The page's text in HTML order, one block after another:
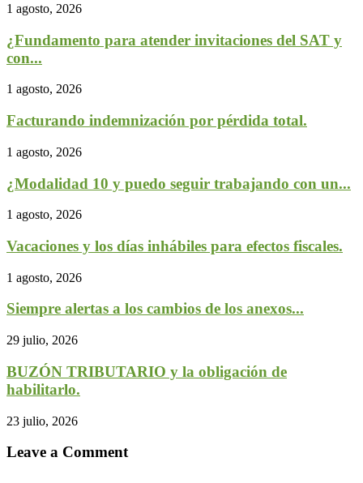
1 agosto, 2026
¿Fundamento para atender invitaciones del SAT y
con...
1 agosto, 2026
Facturando indemnización por pérdida total.
1 agosto, 2026
¿Modalidad 10 y puedo seguir trabajando con un...
1 agosto, 2026
Vacaciones y los días inhábiles para efectos fiscales.
1 agosto, 2026
Siempre alertas a los cambios de los anexos...
29 julio, 2026
BUZÓN TRIBUTARIO y la obligación de
habilitarlo.
23 julio, 2026
Leave a Comment